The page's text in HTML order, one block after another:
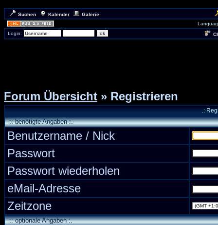
Suchen Kalender
Galerie
Login:
Forum Übersicht » Registrieren
.:
:: benötigte Angaben :.
Benutzername / Nick
Passwort
Passwort wiederholen
eMail-Adresse
Zeitzone
:: optionale Angaben :.